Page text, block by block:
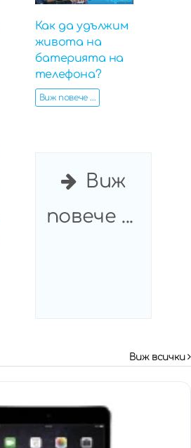
Как да удължим
живота на
батерията на
телефона?
Виж повече ...
Виж
повече ...
Виж всички